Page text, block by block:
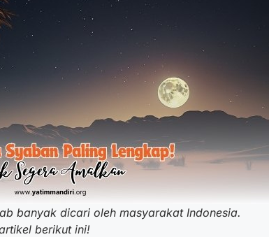
banyak dicari oleh masyarakat Indonesia.
berikut ini!